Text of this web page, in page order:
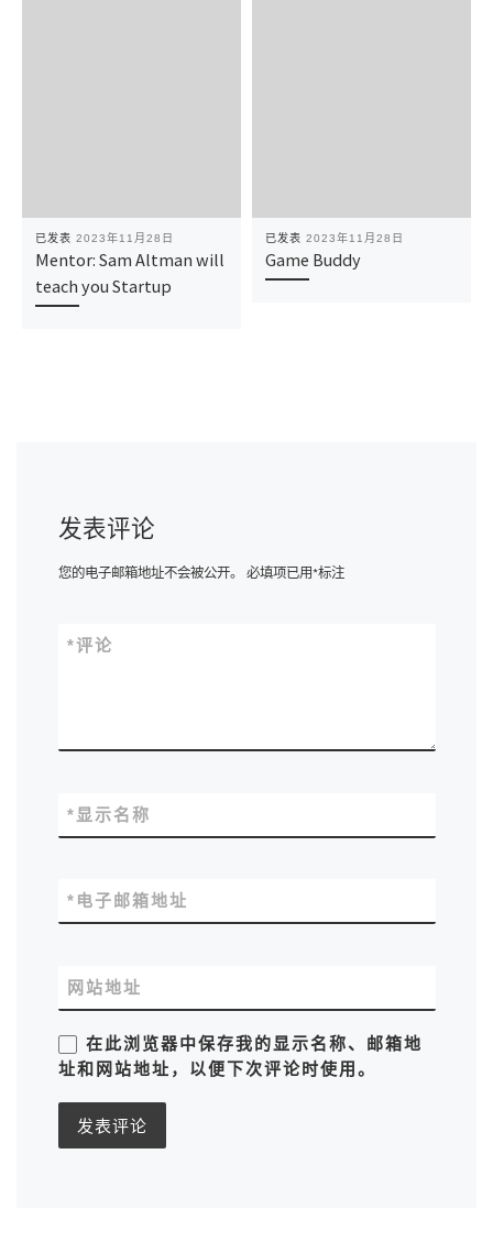
已发表 2023年11月28日
Mentor: Sam Altman will
teach you Startup
已发表 2023年11月28日
Game Buddy
发表评论
您的电子邮箱地址不会被公开。 必填项已用*标注
评论
*
显示名称
*
电子邮箱地址
*
网站地址
在此浏览器中保存我的显示名称、邮箱地
址和网站地址，以便下次评论时使用。